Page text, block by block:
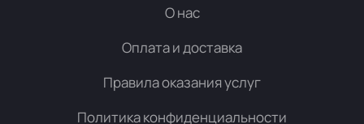
О нас
Оплата и доставка
Правила оказания услуг
Политика конфиденциальности